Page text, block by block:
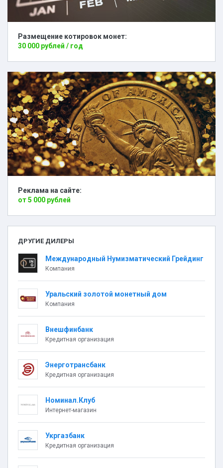
Размещение котировок монет:
30 000 рублей / год
Реклама на сайте:
от 5 000 рублей
ДРУГИЕ ДИЛЕРЫ
Международный Нумизматический Грейдинг
Компания
Уральский золотой монетный дом
Компания
Внешфинбанк
Кредитная организация
Энерготрансбанк
Кредитная организация
Номинал.Клуб
Интернет-магазин
Укргазбанк
Кредитная организация